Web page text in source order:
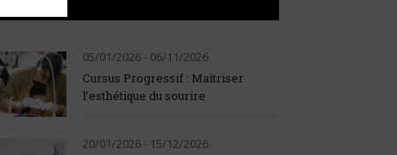
05/01/2026 - 06/11/2026
Cursus Progressif : Maîtriser
l’esthétique du sourire
20/01/2026 - 15/12/2026